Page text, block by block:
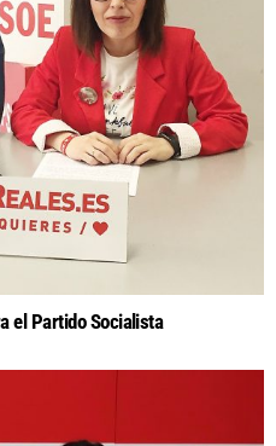
el Partido Socialista